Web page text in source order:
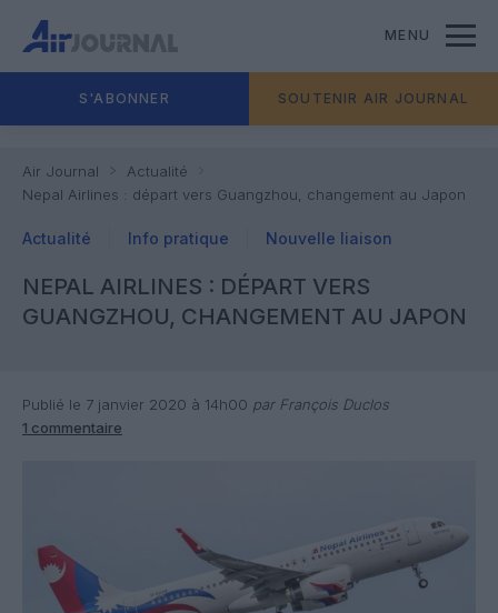
MENU
S'ABONNER SOUTENIR AIR JOURNAL
Air Journal
Actualité
Nepal Airlines : départ vers Guangzhou, changement au Japon
Actualité Info pratique Nouvelle liaison
NEPAL AIRLINES : DÉPART VERS
GUANGZHOU, CHANGEMENT AU JAPON
Publié le 7 janvier 2020 à 14h00 par François Duclos
1 commentaire